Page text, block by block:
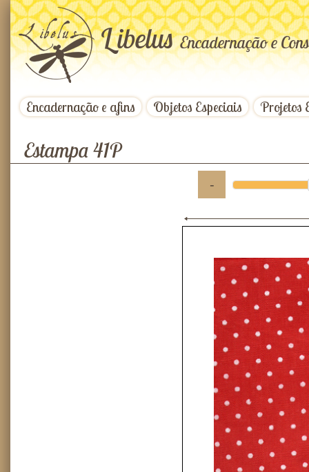
LibelusEncadernação e
Encadernação e afins Objetos Especiais Projetos
Estampa 41P
-